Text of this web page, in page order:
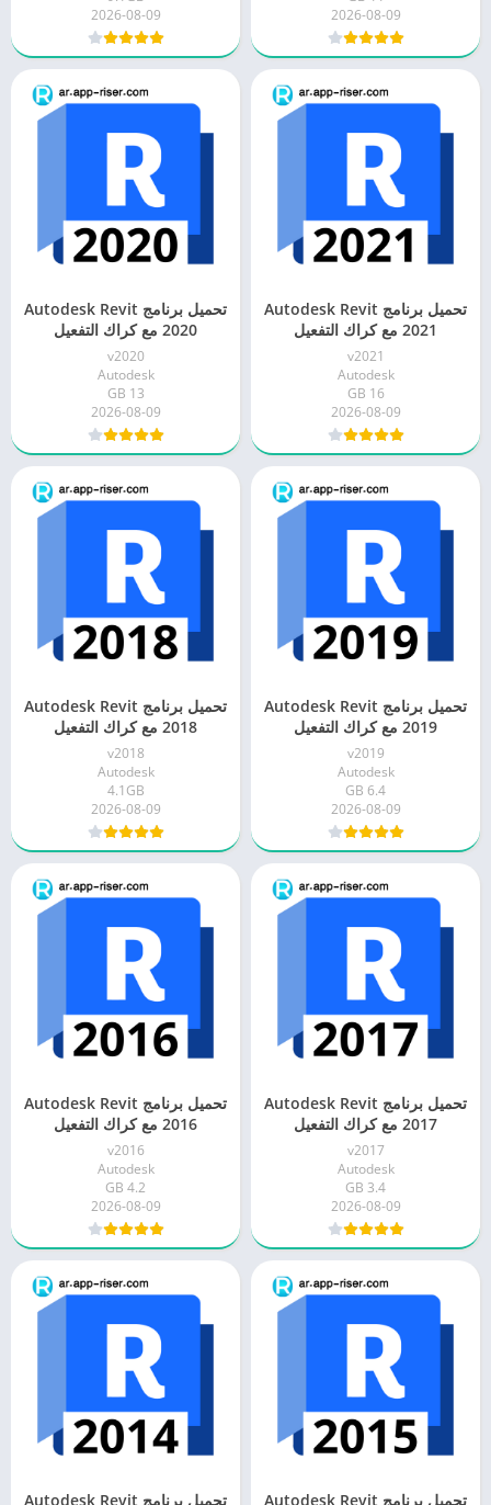
2026-08-09
2026-08-09
تحميل برنامج Autodesk Revit
2021 مع كراك التفعيل
v2021
Autodesk
16 GB
2026-08-09
تحميل برنامج Autodesk Revit
2020 مع كراك التفعيل
v2020
Autodesk
13 GB
2026-08-09
تحميل برنامج Autodesk Revit
2019 مع كراك التفعيل
v2019
Autodesk
6.4 GB
2026-08-09
تحميل برنامج Autodesk Revit
2018 مع كراك التفعيل
v2018
Autodesk
4.1GB
2026-08-09
تحميل برنامج Autodesk Revit
2017 مع كراك التفعيل
v2017
Autodesk
3.4 GB
2026-08-09
تحميل برنامج Autodesk Revit
2016 مع كراك التفعيل
v2016
Autodesk
4.2 GB
2026-08-09
تحميل برنامج Autodesk Revit تحميل برنامج Autodesk Revit